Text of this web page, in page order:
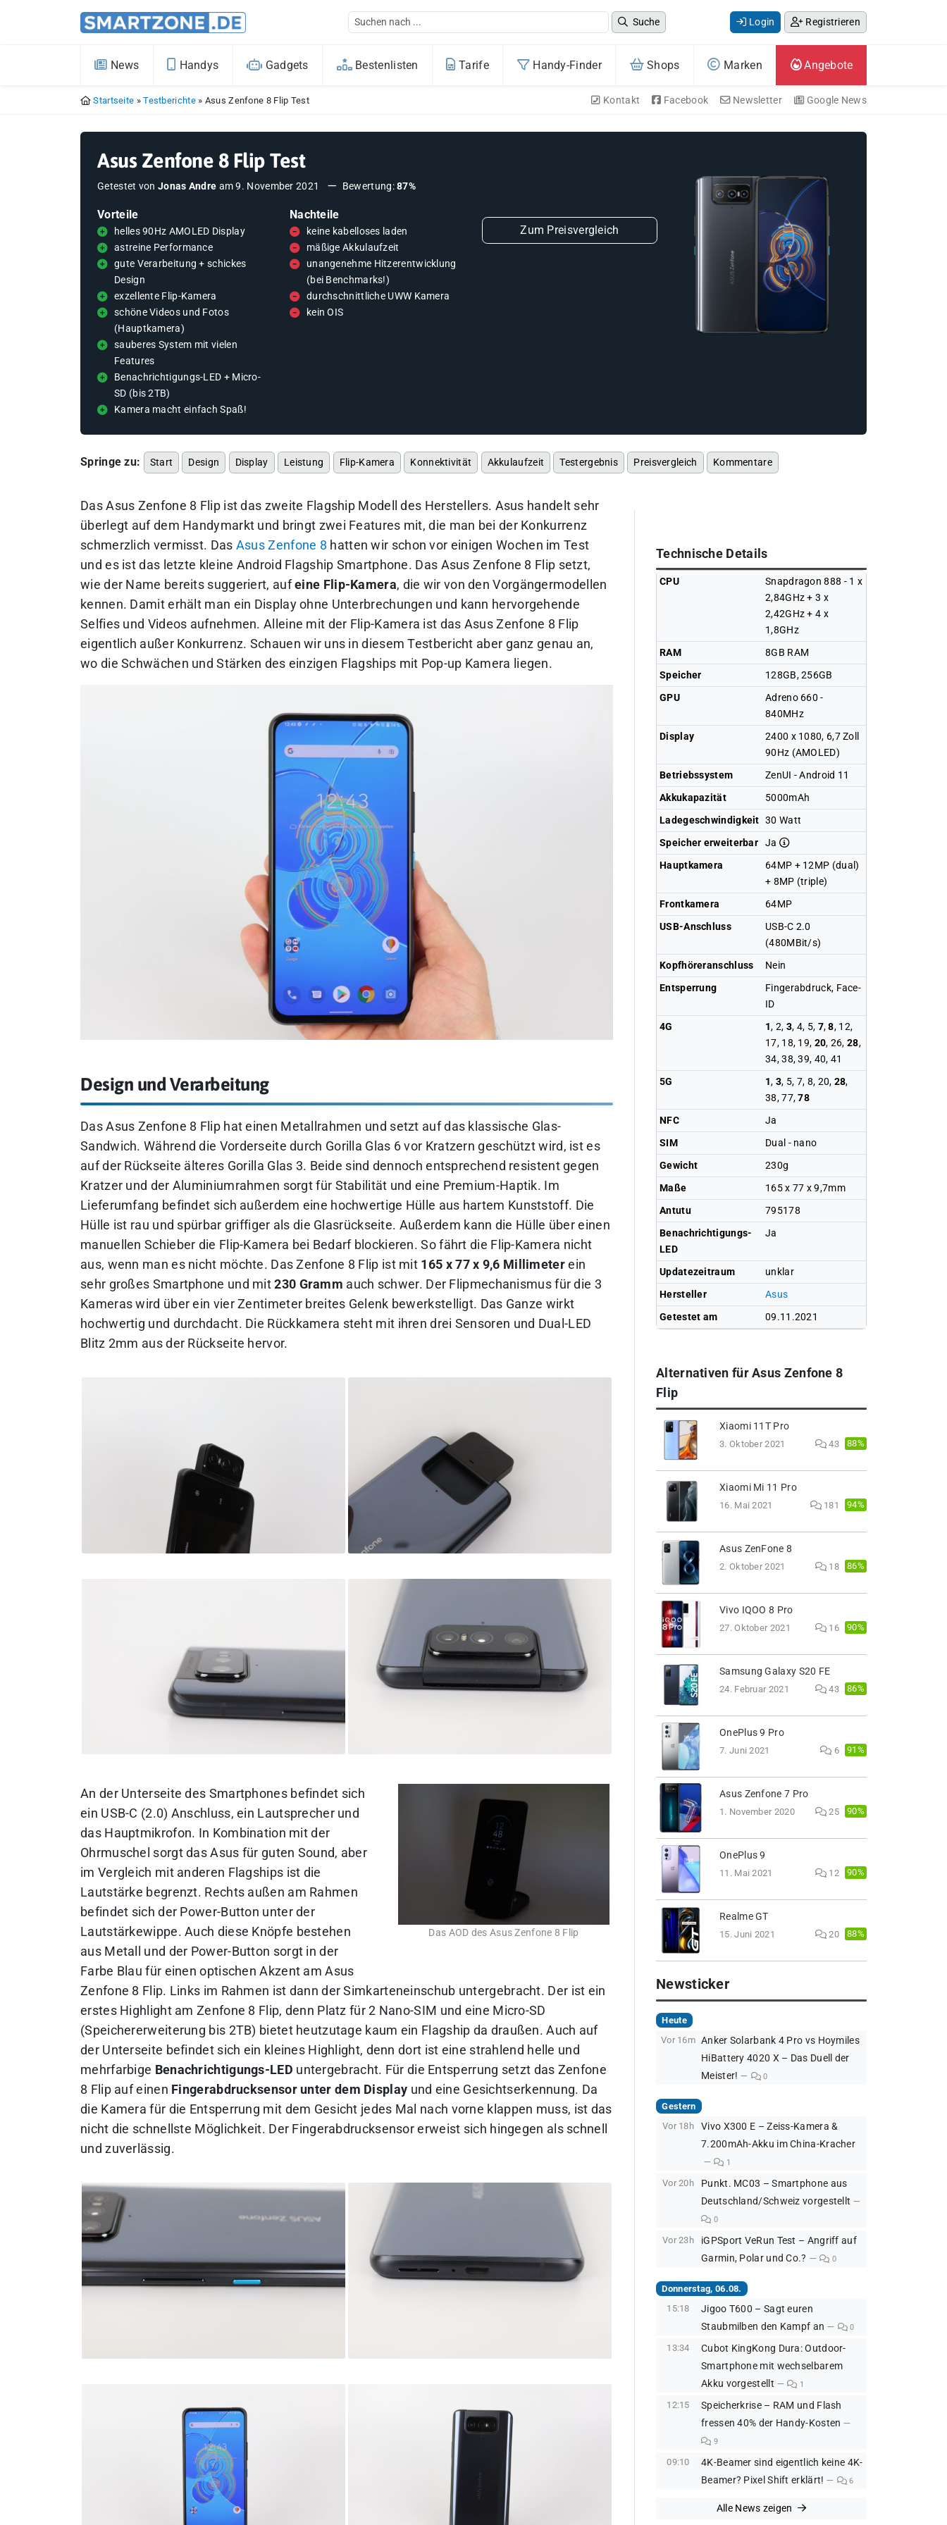
Suche Login Registrieren
News Handys Gadgets Bestenlisten Tarife Handy-Finder Shops Marken Angebote
Startseite »Testberichte» Asus Zenfone 8 Flip Test Kontakt Facebook Newsletter Google News
Asus Zenfone 8 Flip Test
Getestet von Jonas Andre am9. November 2021 Bewertung:87%
Vorteile
helles 90Hz AMOLED Display
astreine Performance
gute Verarbeitung + schickes
Design
exzellente Flip-Kamera
schöne Videos und Fotos
(Hauptkamera)
sauberes System mit vielen
Features
Benachrichtigungs-LED + Micro-
SD (bis 2TB)
Kamera macht einfach Spaß!
Nachteile
keine kabelloses laden
mäßige Akkulaufzeit
unangenehme Hitzerentwicklung
(bei Benchmarks!)
durchschnittliche UWW Kamera
kein OIS
Zum Preisvergleich
Springe zu: Start Design Display Leistung Flip-Kamera Konnektivität Akkulaufzeit Testergebnis Preisvergleich Kommentare
Das Asus Zenfone 8 Flip ist das zweite Flagship Modell des Herstellers. Asus handelt sehr
überlegt auf dem Handymarkt und bringt zwei Features mit, die man bei der Konkurrenz
schmerzlich vermisst. Das Asus Zenfone 8 hatten wir schon vor einigen Wochen im Test
und es ist das letzte kleine Android Flagship Smartphone. Das Asus Zenfone 8 Flip setzt,
wie der Name bereits suggeriert, aufeine Flip-Kamera, die wir von den Vorgängermodellen
kennen. Damit erhält man ein Display ohne Unterbrechungen und kann hervorgehende
Selfies und Videos aufnehmen.Alleine mit der Flip-Kamera ist das Asus Zenfone 8 Flip
eigentlich außer Konkurrenz. Schauen wir uns in diesem Testbericht aber ganz genau an,
wo die Schwächen und Stärken des einzigen Flagships mit Pop-up Kamera liegen.
Design und Verarbeitung
Das Asus Zenfone 8 Flip hat einen Metallrahmen und setzt auf das klassische Glas-
Sandwich. Während die Vorderseite durch Gorilla Glas 6 vor Kratzern geschützt wird, ist es
auf der Rückseite älteres Gorilla Glas 3. Beide sind dennoch entsprechend resistent gegen
Kratzer und der Aluminiumrahmen sorgt für Stabilität und eine Premium-Haptik. Im
Lieferumfang befindet sich außerdem eine hochwertige Hülle aus hartem Kunststoff. Die
Hülle ist rau und spürbar griffiger als die Glasrückseite. Außerdem kann die Hülle über einen
manuellen Schieber die Flip-Kamera bei Bedarf blockieren. So fährt die Flip-Kamera nicht
aus, wenn man es nicht möchte. Das Zenfone 8 Flip ist mit 165 x 77 x 9,6 Millimeterein
sehr großes Smartphone und mit230 Gramm auch schwer. Der Flipmechanismus für die 3
Kameras wird über ein vier Zentimeter breites Gelenk bewerkstelligt. Das Ganze wirkt
hochwertig und durchdacht. Die Rückkamera steht mit ihren drei Sensoren und Dual-LED
Blitz 2mm aus der Rückseite hervor.
Das AOD des Asus Zenfone 8 Flip
An der Unterseite des Smartphones befindet sich
ein USB-C (2.0) Anschluss, ein Lautsprecher und
das Hauptmikrofon. In Kombination mit der
Ohrmuschel sorgt das Asus für guten Sound, aber
im Vergleich mit anderen Flagships ist die
Lautstärke begrenzt. Rechts außen am Rahmen
befindet sich der Power-Button unter der
Lautstärkewippe. Auch diese Knöpfe bestehen
aus Metall und der Power-Button sorgt in der
Farbe Blau für einen optischen Akzent am Asus
Zenfone 8 Flip. Links im Rahmen ist dann der Simkarteneinschub untergebracht. Der ist ein
erstes Highlight am Zenfone 8 Flip, denn Platz für 2 Nano-SIM und eine Micro-SD
(Speichererweiterung bis 2TB) bietet heutzutage kaum ein Flagship da draußen. Auch auf
der Unterseite befindet sich ein kleines Highlight, denn dort ist eine strahlend helle und
mehrfarbige Benachrichtigungs-LED untergebracht. Für die Entsperrung setzt das Zenfone
8 Flip auf einen Fingerabdrucksensor unter dem Display und eine Gesichtserkennung. Da
die Kamera für die Entsperrung mit dem Gesicht jedes Mal nach vorne klappen muss, ist das
nicht die schnellste Möglichkeit. Der Fingerabdrucksensor erweist sich hingegen als schnell
und zuverlässig.
Technische Details
CPU
Snapdragon 888 - 1 x
2,84GHz + 3 x
2,42GHz + 4 x
1,8GHz
RAM
8GB RAM
Speicher
128GB, 256GB
GPU
Adreno 660 -
840MHz
Display
2400 x 1080, 6,7 Zoll
90Hz (AMOLED)
Betriebssystem
ZenUI - Android 11
Akkukapazität
5000mAh
Ladegeschwindigkeit 30 Watt
Speicher erweiterbar Ja
Hauptkamera
64MP + 12MP (dual)
+ 8MP (triple)
Frontkamera
64MP
USB-Anschluss
USB-C 2.0
(480MBit/s)
Kopfhöreranschluss
Nein
Entsperrung
Fingerabdruck, Face-
ID
4G
1, 2, 3, 4, 5, 7,8, 12,
17, 18, 19, 20, 26,28,
34, 38, 39, 40, 41
5G
1, 3, 5, 7, 8, 20, 28,
38, 77,78
NFC
Ja
SIM
Dual - nano
Gewicht
230g
Maße
165 x 77 x 9,7mm
Antutu
795178
Benachrichtigungs-
LED
Ja
Updatezeitraum
unklar
Hersteller
Asus
Getestet am
09.11.2021
Alternativen für Asus Zenfone 8
Flip
Xiaomi 11T Pro
3. Oktober 2021 43 88%
Xiaomi Mi 11 Pro
16. Mai 2021 181 94%
Asus ZenFone 8
2. Oktober 2021 18 86%
Vivo IQOO 8 Pro
27. Oktober 2021 16 90%
Samsung Galaxy S20 FE
24. Februar 2021 43 86%
OnePlus 9 Pro
7. Juni 2021 6 91%
Asus Zenfone 7 Pro
1. November 2020 25 90%
OnePlus 9
11. Mai 2021 12 90%
Realme GT
15. Juni 2021 20 88%
Newsticker
Heute
Vor 16m Anker Solarbank 4 Pro vs Hoymiles
HiBattery 4020 X – Das Duell der
Meister!
0
Gestern
Vor 18h
Vivo X300 E – Zeiss-Kamera &
7.200mAh-Akku im China-Kracher
1
Vor 20h
Punkt. MC03 – Smartphone aus
Deutschland/Schweiz vorgestellt
0
Vor 23h
iGPSport VeRun Test – Angriff auf
Garmin, Polar und Co.?
0
Donnerstag, 06.08.
15:18
Jigoo T600 – Sagt euren
Staubmilben den Kampf an
0
13:34
Cubot KingKong Dura: Outdoor-
Smartphone mit wechselbarem
Akku vorgestellt
1
12:15
Speicherkrise – RAM und Flash
fressen 40% der Handy-Kosten
9
09:10
4K-Beamer sind eigentlich keine 4K-
Beamer? Pixel Shift erklärt!
6
Alle News zeigen